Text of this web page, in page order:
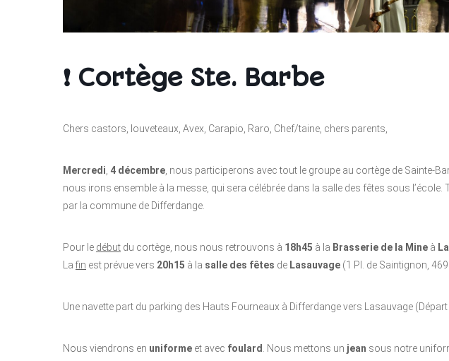
❗ Cortège Ste. Barbe
Chers castors, louveteaux, Avex, Carapio, Raro, Chef/taine, chers parents,
Mercredi, 4 décembre, nous participerons avec tout le groupe au cortège de Sainte-
nous irons ensemble à la messe, qui sera célébrée dans la salle des fêtes sous
par la commune de Differdange.
Pour le début du cortège, nous nous retrouvons à 18h45 à la Brasserie de la Mine à
La fin est prévue vers 20h15 à la salle des fêtes de Lasauvage (1 Pl. de Saintignon,
Une navette part du parking des Hauts Fourneaux à Differdange vers Lasauvage
Nous viendrons en uniforme et avec foulard . Nous mettons un jean sous notre